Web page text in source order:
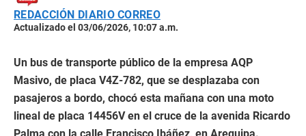
REDACCIÓN DIARIO CORREO
Actualizado el 03/06/2026, 10:07 a.m.
Un bus de transporte público de la empresa AQP
Masivo, de placa V4Z-782, que se desplazaba con
pasajeros a bordo, chocó esta mañana con una moto
lineal de placa 14456V en el cruce de la avenida Ricardo